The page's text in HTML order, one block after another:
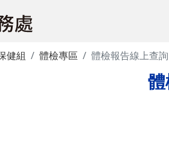
健組 體檢專區 體檢報告線上查詢